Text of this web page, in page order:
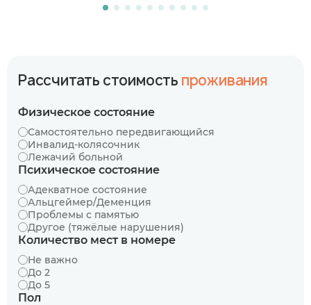
Рассчитать стоимость проживания
Физическое состояние
Самостоятельно передвигающийся
Инвалид-колясочник
Лежачий больной
Психическое состояние
Адекватное состояние
Альцгеймер/Деменция
Проблемы с памятью
Другое (тяжёлые нарушения)
Количество мест в номере
Не важно
До 2
До 5
Пол